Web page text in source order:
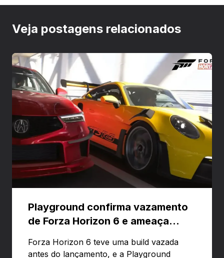
Veja postagens relacionados
Playground confirma vazamento
de Forza Horizon 6 e ameaça
Forza Horizon 6 teve uma build vazada
antes do lançamento, e a Playground